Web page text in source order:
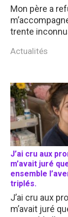
Mon père a
trente
Actualités
J’ai cru aux
m’avait juré
ensemble
triplés.
J’ai cru aux
m’avait juré